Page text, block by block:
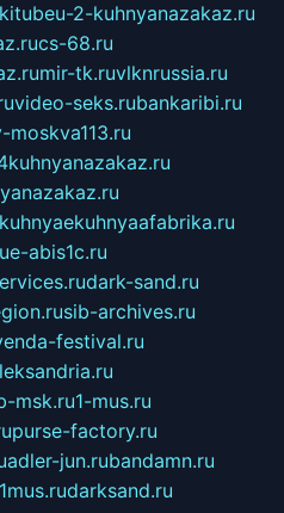
kitubeu-2-kuhnyanazakaz.ru
cs-68.ru
mir-tk.ruvlknrussia.ru
video-seks.rubankaribi.ru
kuhnyaekuhnyaafabrika.ru
e-abis1c.ru
dark-sand.ru
sib-archives.ru
festival.ru
msk.ru1-mus.ru
purse-factory.ru
adler-jun.rubandamn.ru
1mus.rudarksand.ru